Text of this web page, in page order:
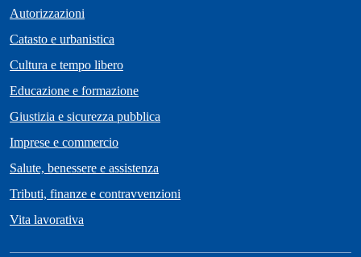
Autorizzazioni
Catasto e urbanistica
Cultura e tempo libero
Educazione e formazione
Giustizia e sicurezza pubblica
Imprese e commercio
Salute, benessere e assistenza
Tributi, finanze e contravvenzioni
Vita lavorativa